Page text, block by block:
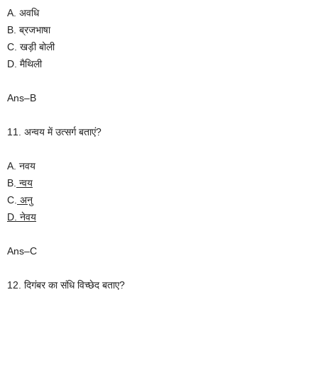
A. अवधि
B. ब्रजभाषा
C. खड़ी बोली
D. मैथिली
Ans–B
11. अन्वय में उत्सर्ग बताएं?
A. नवय
B. न्वय
C. अनु
D. नेवय
Ans–C
12. दिगंबर का संधि विच्छेद बताए?